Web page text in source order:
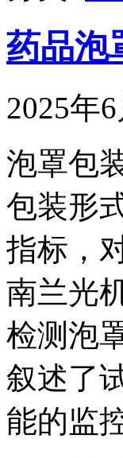
药品泡
2025年
泡罩包
包装形
指标，
南兰光
检测泡
叙述了
能的监